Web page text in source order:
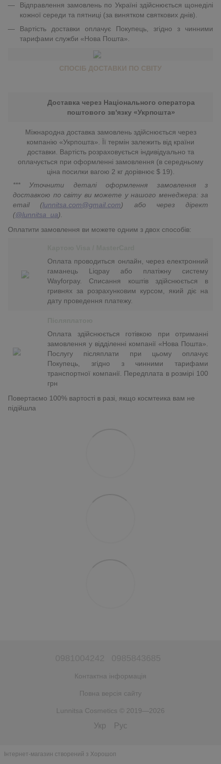
Відправлення замовлень по Україні здійснюється щонеділі
кожної середи та пятниці (за винятком святкових днів).
Вартість доставки оплачує Покупець, згідно з чинними
тарифами служби «Нова Пошта».
СПОСІБ ДОСТАВКИ ПО СВІТУ
Доставка через Національного оператора
поштового зв'язку «Укрпошта»
Міжнародна доставка замовлень здійснюється через
компанію «Укрпошта». Її термін залежить від країни
доставки. Вартість розраховується індивідуально та
оплачується при оформленні замовлення (в середньому
ціна посилки вагою 2 кг дорівнює $ 19).
*** Уточнити деталі оформлення замовлення з
доставкою по світу ви можете у нашого менеджера: за
email (lunnitsa.com@gmail.com) або через дірект
(@lunnitsa_ua).
Оплатити замовлення ви можете одним з двох способів:
Оплата проводиться онлайн, через електронний
гаманець Liqpay або платіжну систему
Wayforpay. Списання коштів здійснюється в
гривнях за розрахунковим курсом, який діє на
дату проведення платежу.
Оплата здійснюється готівкою при отриманні
замовлення у відділенні компанії «Нова Пошта».
Послугу післяплати при цьому оплачує
Покупець, згідно з чинними тарифами
транспортної компанії. Передплата в розмірі 100
грн
Повертаємо 100% вартості в разі, якщо космтеика вам не
підійшла
Контактна інформація
Повна версія сайту
Lunnitsa Cosmetics © 2019—2026
Укр Рус
Інтернет-магазин створений з Хорошоп